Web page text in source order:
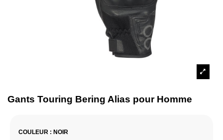
Gants Touring Bering Alias pour Homme
COULEUR : NOIR